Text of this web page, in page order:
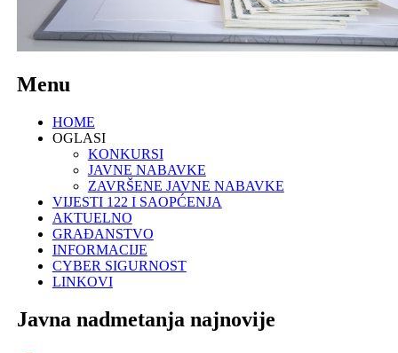
Menu
HOME
OGLASI
KONKURSI
JAVNE NABAVKE
ZAVRŠENE JAVNE NABAVKE
VIJESTI 122 I SAOPĆENJA
AKTUELNO
GRAĐANSTVO
INFORMACIJE
CYBER SIGURNOST
LINKOVI
Javna nadmetanja najnovije